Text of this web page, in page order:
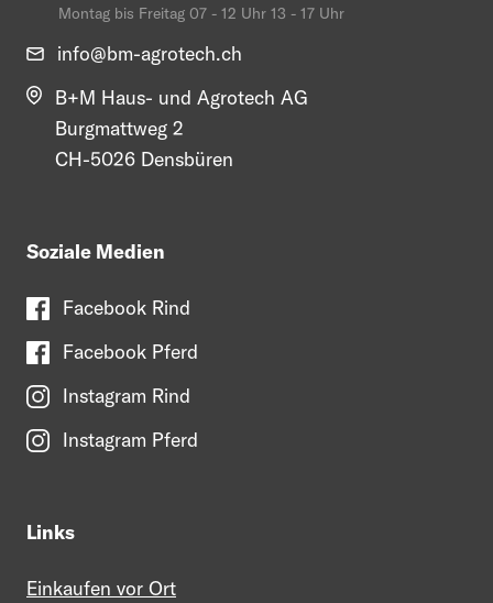
Montag bis Freitag 07 - 12 Uhr 13 - 17 Uhr
info@bm-agrotech.ch
B+M Haus- und Agrotech AG
Burgmattweg 2
CH-5026 Densbüren
Soziale Medien
Facebook Rind
Facebook Pferd
Instagram Rind
Instagram Pferd
Links
Einkaufen vor Ort